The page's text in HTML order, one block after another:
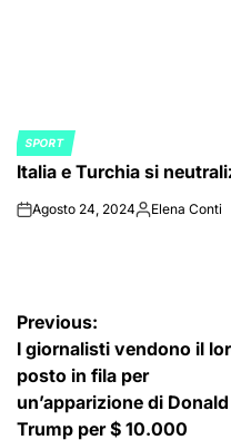
POSTED
IN
SPORT
Italia e Turchia si
onAgosto 24, 2024Posted
Elena Conti
Navigazione
articoli
Previous:
I giornalisti vendono il
posto in fila per
un’apparizione di Donald
Trump per $ 10.000